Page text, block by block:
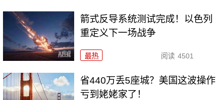
箭式反导系统测试完成！以色列
重定义下一场战争
最热 阅读 4501
省440万丢5座城？美国这波操作
亏到姥姥家了！